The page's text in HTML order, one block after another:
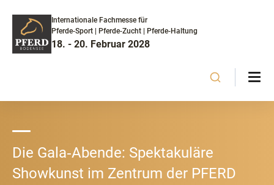
Internationale Fachmesse für
Pferde-Sport | Pferde-Zucht | Pferde-Haltung
18. - 20. Februar 2028
Die Gala‑Abende: Spektakuläre
Showkunst im Zentrum der PFERD